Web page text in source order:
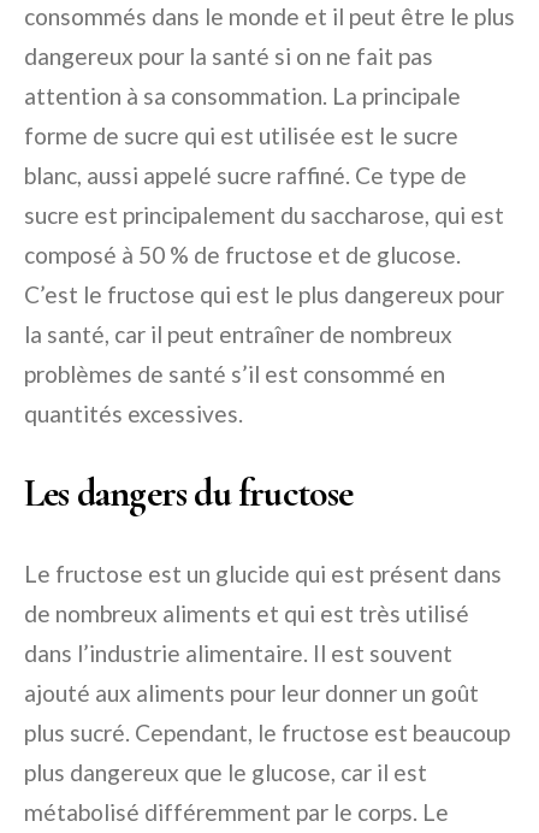
consommés dans le monde et il peut être le plus
dangereux pour la santé si on ne fait pas
attention à sa consommation. La principale
forme de sucre qui est utilisée est le sucre
blanc, aussi appelé sucre raffiné. Ce type de
sucre est principalement du saccharose, qui est
composé à 50 % de fructose et de glucose.
C’est le fructose qui est le plus dangereux pour
la santé, car il peut entraîner de nombreux
problèmes de santé s’il est consommé en
quantités excessives.
Les dangers du fructose
Le fructose est un glucide qui est présent dans
de nombreux aliments et qui est très utilisé
dans l’industrie alimentaire. Il est souvent
ajouté aux aliments pour leur donner un goût
plus sucré. Cependant, le fructose est beaucoup
plus dangereux que le glucose, car il est
métabolisé différemment par le corps. Le